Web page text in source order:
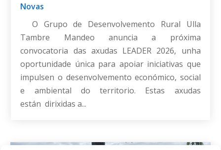
Novas
O Grupo de Desenvolvemento Rural Ulla
Tambre Mandeo anuncia a próxima
convocatoria das axudas LEADER 2026, unha
oportunidade única para apoiar iniciativas que
impulsen o desenvolvemento económico, social
e ambiental do territorio. Estas axudas
están dirixidas a...